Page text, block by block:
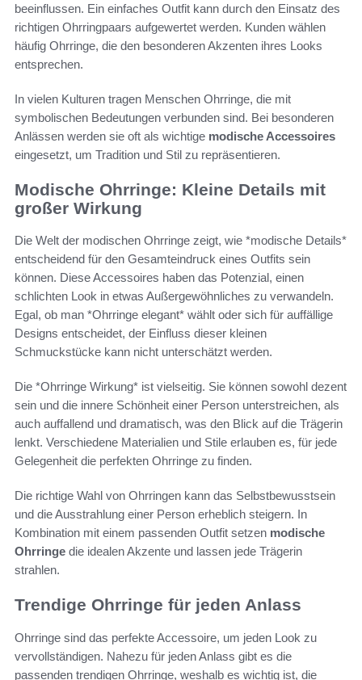
beeinflussen. Ein einfaches Outfit kann durch den Einsatz des
richtigen Ohrringpaars aufgewertet werden. Kunden wählen
häufig Ohrringe, die den besonderen Akzenten ihres Looks
entsprechen.
In vielen Kulturen tragen Menschen Ohrringe, die mit
symbolischen Bedeutungen verbunden sind. Bei besonderen
Anlässen werden sie oft als wichtige modische Accessoires
eingesetzt, um Tradition und Stil zu repräsentieren.
Modische Ohrringe: Kleine Details mit
großer Wirkung
Die Welt der modischen Ohrringe zeigt, wie *modische Details*
entscheidend für den Gesamteindruck eines Outfits sein
können. Diese Accessoires haben das Potenzial, einen
schlichten Look in etwas Außergewöhnliches zu verwandeln.
Egal, ob man *Ohrringe elegant* wählt oder sich für auffällige
Designs entscheidet, der Einfluss dieser kleinen
Schmuckstücke kann nicht unterschätzt werden.
Die *Ohrringe Wirkung* ist vielseitig. Sie können sowohl dezent
sein und die innere Schönheit einer Person unterstreichen, als
auch auffallend und dramatisch, was den Blick auf die Trägerin
lenkt. Verschiedene Materialien und Stile erlauben es, für jede
Gelegenheit die perfekten Ohrringe zu finden.
Die richtige Wahl von Ohrringen kann das Selbstbewusstsein
und die Ausstrahlung einer Person erheblich steigern. In
Kombination mit einem passenden Outfit setzen modische
Ohrringe die idealen Akzente und lassen jede Trägerin
strahlen.
Trendige Ohrringe für jeden Anlass
Ohrringe sind das perfekte Accessoire, um jeden Look zu
vervollständigen. Nahezu für jeden Anlass gibt es die
passenden trendigen Ohrringe, weshalb es wichtig ist, die